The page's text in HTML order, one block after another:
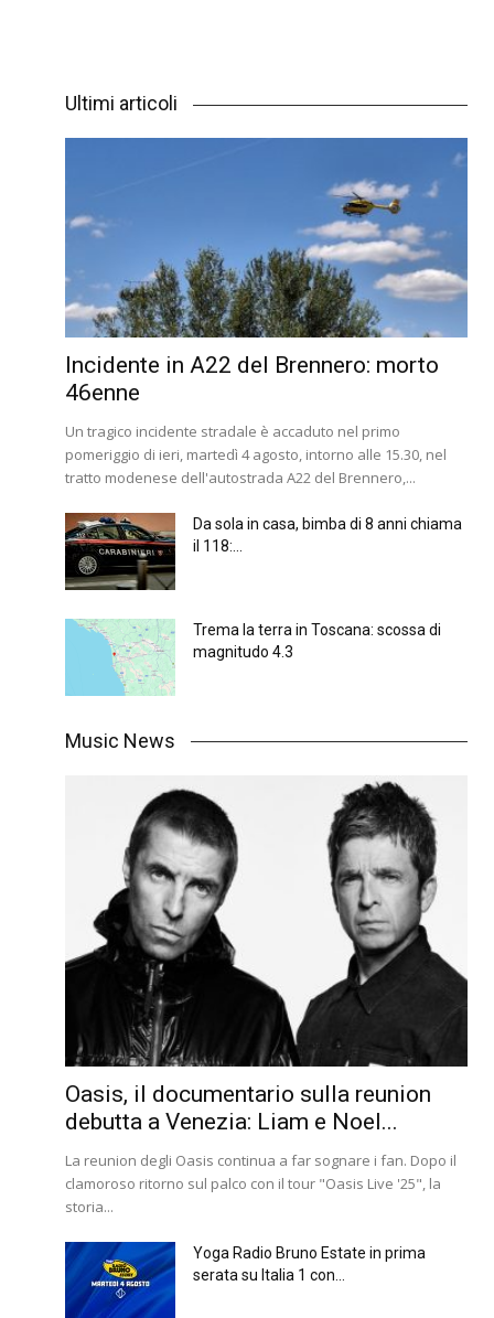
Ultimi articoli
Incidente in A22 del Brennero: morto
46enne
Un tragico incidente stradale è accaduto nel primo
pomeriggio di ieri, martedì 4 agosto, intorno alle 15.30, nel
tratto modenese dell'autostrada A22 del Brennero,...
Da sola in casa, bimba di 8 anni chiama
il 118:...
Trema la terra in Toscana: scossa di
magnitudo 4.3
Music News
Oasis, il documentario sulla reunion
debutta a Venezia: Liam e Noel...
La reunion degli Oasis continua a far sognare i fan. Dopo il
clamoroso ritorno sul palco con il tour "Oasis Live '25", la
storia...
Yoga Radio Bruno Estate in prima
serata su Italia 1 con...